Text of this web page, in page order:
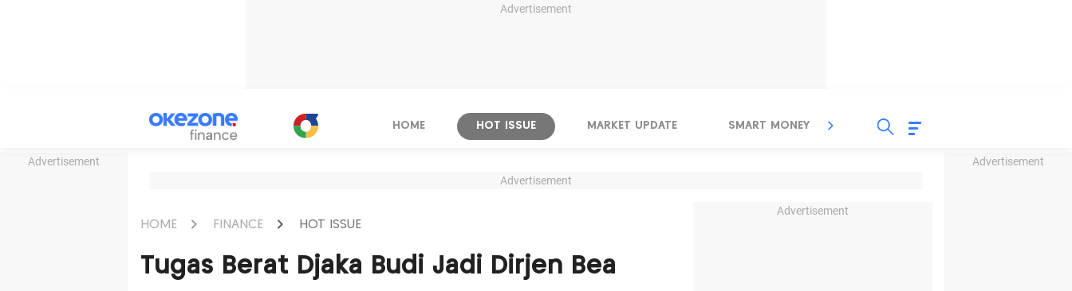
Advertisement
Advertisement Advertisement
HOME HOT ISSUE MARKET UPDATE SMART MONEY INSPIRASI BISNIS
Advertisement
HOME FINANCE HOT ISSUE
Tugas Berat Djaka Budi Jadi Dirjen Bea
Advertisement